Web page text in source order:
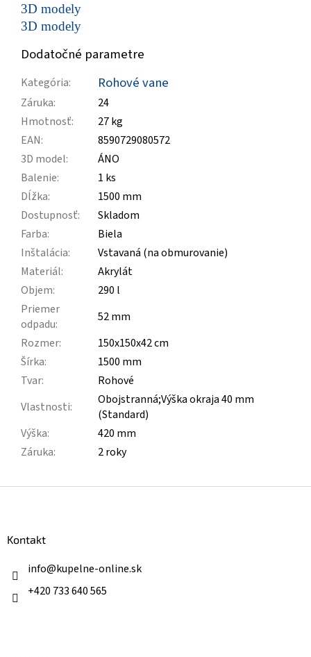
3D modely
3D modely
Dodatočné parametre
Kategória: Rohové vane
Záruka:
24
Hmotnosť:
27 kg
EAN:
8590729080572
3D model:
ÁNO
Balenie:
1 ks
Dĺžka:
1500 mm
Dostupnosť:
Skladom
Farba:
Biela
Inštalácia:
Vstavaná (na obmurovanie)
Materiál:
Akrylát
Objem:
290 l
Priemer
odpadu:
52 mm
Rozmer:
150x150x42 cm
Šírka:
1500 mm
Tvar:
Rohové
Vlastnosti:
Obojstranná;Výška okraja 40 mm
(Standard)
Výška:
420 mm
Záruka: 2 roky
Kontakt
info@kupelne-online.sk
+420 733 640 565